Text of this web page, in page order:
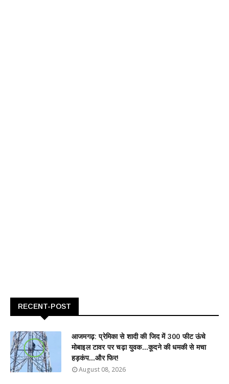
RECENT-POST
आजमगढ़: प्रेमिका से शादी की जिद में 300 फीट ऊंचे
मोबाइल टावर पर चढ़ा युवक...कूदने की धमकी से मचा
हड़कंप...और फिर!
August 08, 2026